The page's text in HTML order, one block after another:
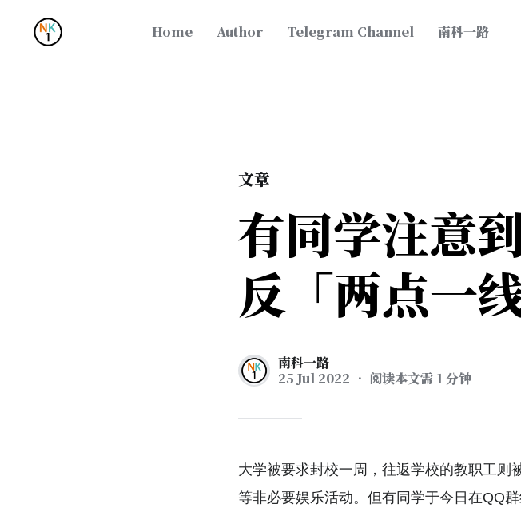
Home Author Telegram Channel 南科一路
文章
有同学注意
反「两点一
南科一路
25 Jul 2022 • 阅读本文需 1 分钟
大学被要求封校一周，往返学校的教职工则
等非必要娱乐活动。但有同学于今日在QQ